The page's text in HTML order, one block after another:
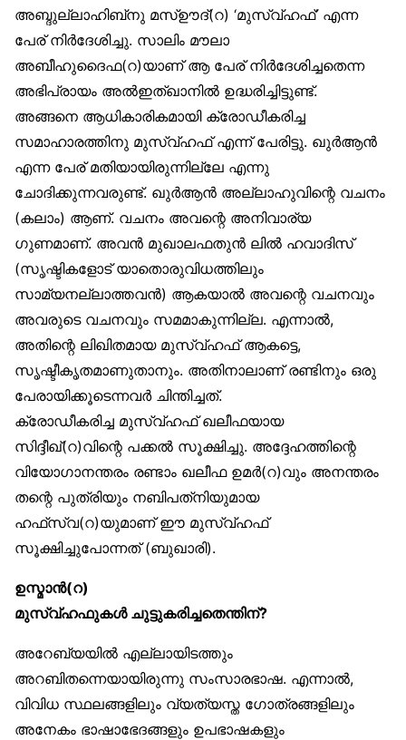
അബ്ദുല്ലാഹിബ്‌നു മസ്ഊദ്(റ) ‘മുസ്വ്ഹഫ്’ എന്ന
പേര് നിർദേശിച്ചു. സാലിം മൗലാ
അബീഹുദൈഫ(റ)യാണ് ആ പേര് നിർദേശിച്ചതെന്ന
അഭിപ്രായം അൽഇത്ഖാനിൽ ഉദ്ധരിച്ചിട്ടുണ്ട്.
അങ്ങനെ ആധികാരികമായി ക്രോഡീകരിച്ച
സമാഹാരത്തിനു മുസ്വ്ഹഫ് എന്ന് പേരിട്ടു. ഖുർആൻ
എന്ന പേര് മതിയായിരുന്നില്ലേ എന്നു
ചോദിക്കുന്നവരുണ്ട്. ഖുർആൻ അല്ലാഹുവിന്റെ വചനം
(കലാം) ആണ്. വചനം അവന്റെ അനിവാര്യ
ഗുണമാണ്. അവൻ മുഖാലഫതുൻ ലിൽ ഹവാദിസ്
(സൃഷ്ടികളോട് യാതൊരുവിധത്തിലും
സാമ്യനല്ലാത്തവൻ) ആകയാൽ അവന്റെ വചനവും
അവരുടെ വചനവും സമമാകുന്നില്ല. എന്നാൽ,
അതിന്റെ ലിഖിതമായ മുസ്വ്ഹഫ് ആകട്ടെ,
സൃഷ്ടീകൃതമാണുതാനും. അതിനാലാണ് രണ്ടിനും ഒരു
പേരായിക്കൂടെന്നവർ ചിന്തിച്ചത്.
ക്രോഡീകരിച്ച മുസ്വ്ഹഫ് ഖലീഫയായ
സിദ്ദീഖ്(റ)വിന്റെ പക്കൽ സൂക്ഷിച്ചു. അദ്ദേഹത്തിന്റെ
വിയോഗാനന്തരം രണ്ടാം ഖലീഫ ഉമർ(റ)വും അനന്തരം
തന്റെ പുത്രിയും നബിപത്‌നിയുമായ
ഹഫ്‌സ്വ(റ)യുമാണ് ഈ മുസ്വ്ഹഫ്
സൂക്ഷിച്ചുപോന്നത് (ബുഖാരി).
ഉസ്മാൻ(റ)
മുസ്വ്ഹഫുകൾ ചുട്ടുകരിച്ചതെന്തിന്?
അറേബ്യയിൽ എല്ലായിടത്തും
അറബിതന്നെയായിരുന്നു സംസാരഭാഷ. എന്നാൽ,
വിവിധ സ്ഥലങ്ങളിലും വ്യത്യസ്ത ഗോത്രങ്ങളിലും
അനേകം ഭാഷാഭേദങ്ങളും ഉപഭാഷകളും